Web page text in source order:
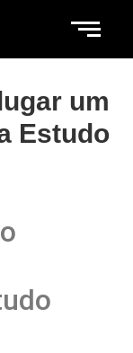
um
Estudo